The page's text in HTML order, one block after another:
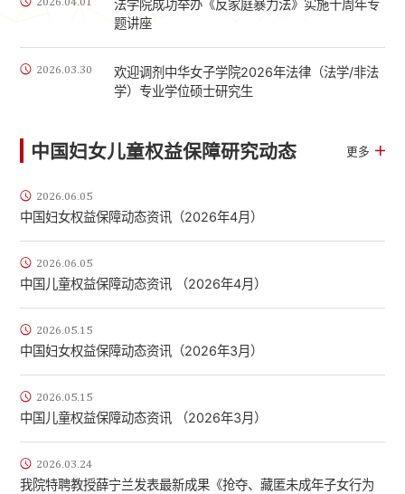
法学院成功举办《反家庭暴力法》实施十周年专
题讲座
2026.03.30
欢迎调剂中华女子学院2026年法律（法学/非法
学）专业学位硕士研究生
中国妇女儿童权益保障研究动态 更多
2026.06.05
中国妇女权益保障动态资讯（2026年4月）
2026.06.05
中国儿童权益保障动态资讯 （2026年4月）
2026.05.15
中国妇女权益保障动态资讯（2026年3月）
2026.05.15
中国儿童权益保障动态资讯 （2026年3月）
2026.03.24
我院特聘教授薛宁兰发表最新成果《抢夺、藏匿未成年子女行为